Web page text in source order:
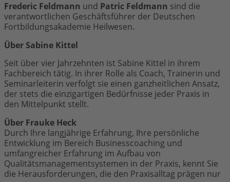
Frederic Feldmann und Patric Feldmann sind die
verantwortlichen Geschäftsführer der Deutschen
Fortbildungsakademie Heilwesen.
Über Sabine Kittel
Seit über vier Jahrzehnten ist Sabine Kittel in ihrem
Fachbereich tätig. In ihrer Rolle als Coach, Trainerin und
Seminarleiterin verfolgt sie einen ganzheitlichen Ansatz,
der stets die einzigartigen Bedürfnisse jeder Praxis in
den Mittelpunkt stellt.
Über Frauke Heck
Durch Ihre langjährige Erfahrung, Ihre persönliche
Entwicklung im Bereich Businesscoaching und
umfangreicher Erfahrung im Aufbau von
Qualitätsmanagementsystemen in der Praxis, kennt Sie
die Herausforderungen, die den Praxisalltag prägen nur